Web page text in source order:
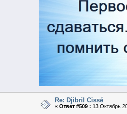
Re: Djibril Cissé
«Ответ #509 : 13 Октябрь